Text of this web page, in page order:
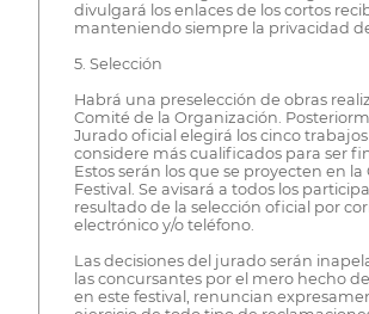
divulgará los enlaces de los cortos
manteniendo siempre la privacidad
5. Selección
Habrá una preselección de obras
Comité de la Organización.
Jurado oficial elegirá los cinco
considere más cualificados para ser
Estos serán los que se proyecten en la
Festival. Se avisará a todos los
resultado de la selección oficial por
electrónico y/o teléfono.
Las decisiones del jurado serán
las concursantes por el mero hecho
en este festival, renuncian